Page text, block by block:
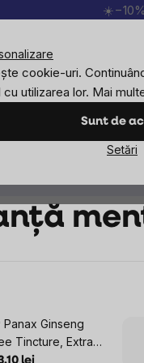
cookie-uri.
utilizarea lor. Mai
Sunt de
Setări
verificate
Căutare
FemeiBărbațiCopii
Ginseng
Tincture, Extract
100 ml